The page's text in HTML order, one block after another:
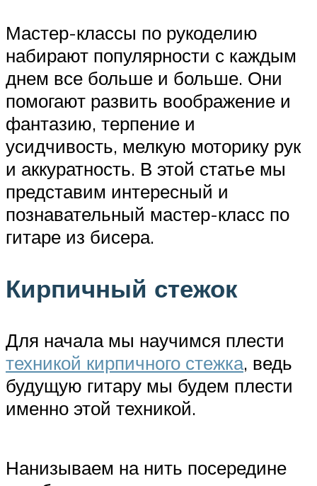
Мастер-классы по рукоделию
набирают популярности с каждым
днем все больше и больше. Они
помогают развить воображение и
фантазию, терпение и
усидчивость, мелкую моторику рук
и аккуратность. В этой статье мы
представим интересный и
познавательный мастер-класс по
гитаре из бисера.
Кирпичный стежок
Для начала мы научимся плести
техникой кирпичного стежка, ведь
будущую гитару мы будем плести
именно этой техникой.
Нанизываем на нить посередине